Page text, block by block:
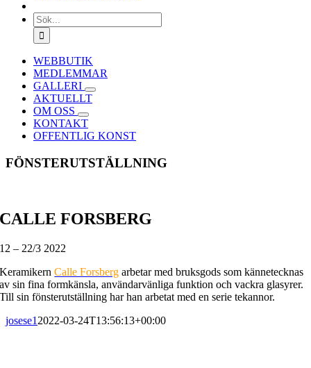
Sök
efter:
WEBBUTIK
MEDLEMMAR
GALLERI
AKTUELLT
OM OSS
KONTAKT
OFFENTLIG KONST
FÖNSTERUTSTÄLLNING
CALLE FORSBERG
12 – 22/3 2022
KeramikernCalle Forsberg arbetar med bruksgods som kännetecknas
av sin fina formkänsla, användarvänliga funktion och vackra glasyrer.
Till sin fönsterutställning har han arbetat med en serie tekannor.
josese1 2022-03-24T13:56:13+00:00